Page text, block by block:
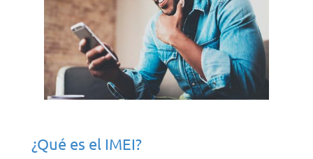
¿Qué es el IMEI?